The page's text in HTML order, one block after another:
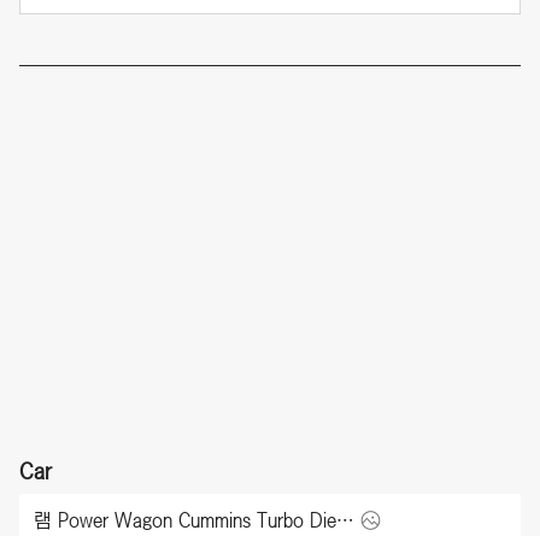
Car
램 Power Wagon Cummins Turbo Diesel (2027)